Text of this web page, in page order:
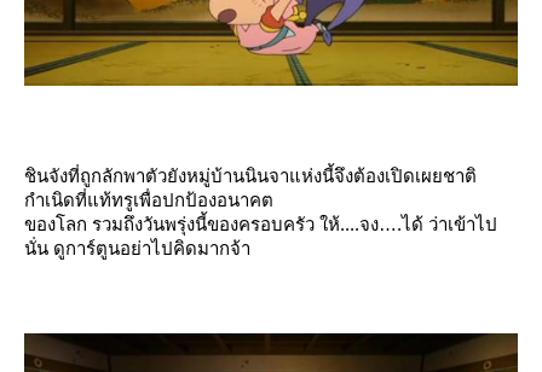
ชินจังที่ถูกลักพาตัวยังหมู่บ้านนินจาแห่งนี้จึงต้องเปิดเผยชาติ
กำเนิดที่แท้ทรูเพื่อปกป้องอนาคต
ของโลก รวมถึงวันพรุ่งนี้ของครอบครัว ให้....จง….ได้ ว่าเข้าไป
นั่น ดูการ์ตูนอย่าไปคิดมากจ้า